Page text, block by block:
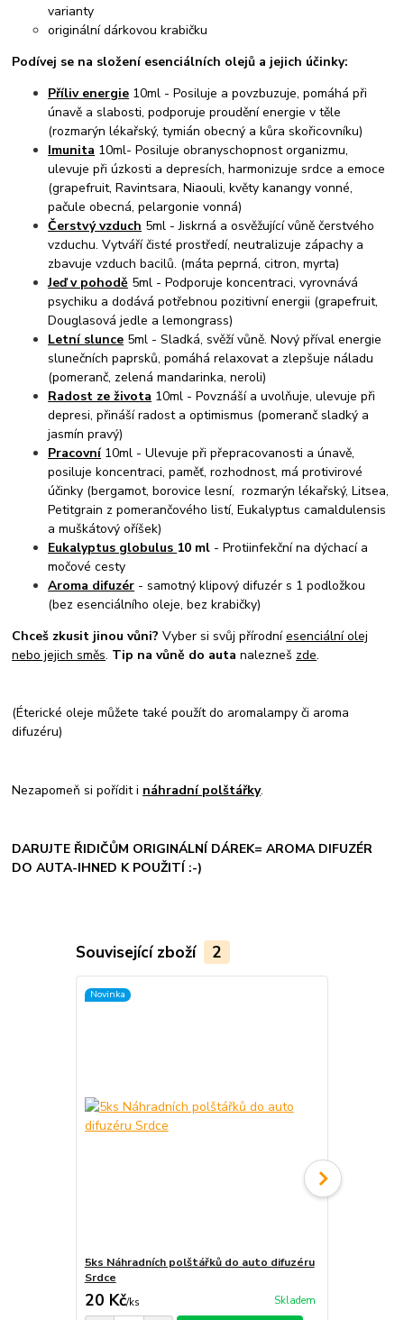
varianty
originální dárkovou krabičku
Podívej se na složení esenciálních olejů a jejich účinky:
Příliv energie 10ml - Posiluje a povzbuzuje, pomáhá při
únavě a slabosti, podporuje proudění energie v těle
(rozmarýn lékařský, tymián obecný a kůra skořicovníku)
Imunita 10ml- Posiluje obranyschopnost organizmu,
ulevuje při úzkosti a depresích, harmonizuje srdce a emoce
(grapefruit, Ravintsara, Niaouli, květy kanangy vonné,
pačule obecná, pelargonie vonná)
Čerstvý vzduch 5ml - Jiskrná a osvěžující vůně čerstvého
vzduchu. Vytváří čisté prostředí, neutralizuje zápachy a
zbavuje vzduch bacilů. (máta peprná, citron, myrta)
Jeď v pohodě 5ml - Podporuje koncentraci, vyrovnává
psychiku a dodává potřebnou pozitivní energii (grapefruit,
Douglasová jedle a lemongrass)
Letní slunce 5ml - Sladká, svěží vůně. Nový příval energie
slunečních paprsků, pomáhá relaxovat a zlepšuje náladu
(pomeranč, zelená mandarinka, neroli)
Radost ze života 10ml - Povznáší a uvolňuje, ulevuje při
depresi, přináší radost a optimismus (pomeranč sladký a
jasmín pravý)
Pracovní10ml - Ulevuje při přepracovanosti a únavě,
posiluje koncentraci, paměť, rozhodnost, má protivirové
účinky (bergamot, borovice lesní, rozmarýn lékařský, Litsea,
Petitgrain z pomerančového listí, Eukalyptus camaldulensis
a muškátový oříšek)
Eukalyptus globulus 10 ml - Protiinfekční na dýchací a
močové cesty
Aroma difuzér - samotný klipový difuzér s 1 podložkou
(bez esenciálního oleje, bez krabičky)
Chceš zkusit jinou vůni? Vyber si svůj přírodníesenciální olej
nebo jejich směs. Tip na vůně do autanalezneš zde.
(Éterické oleje můžete také použít do aromalampy či aroma
difuzéru)
Nezapomeň si pořídit i náhradní polštářky.
DARUJTE ŘIDIČŮM ORIGINÁLNÍ DÁREK= AROMA DIFUZÉR
DO AUTA-IHNED K POUŽITÍ :-)
Související zboží 2
Novinka
5ks Náhradních polštářků do auto difuzéru
Srdce
20 Kč/ks Skladem